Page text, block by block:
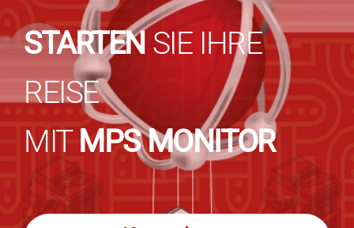
STARTEN SIE IHRE
REISE
MITMPS MONITOR